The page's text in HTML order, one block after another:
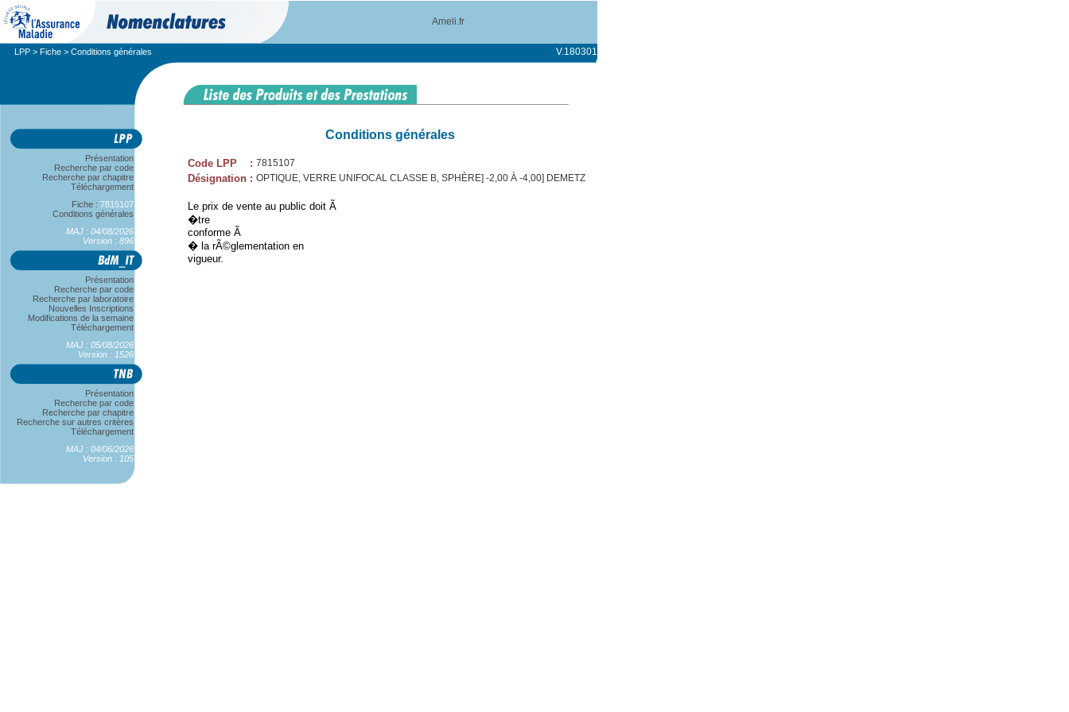
Ameli.fr
LPP > Fiche > Conditions générales V.180301
Présentation
Recherche par code
Recherche par chapitre
Téléchargement
Fiche : 7815107
Conditions générales
MAJ : 04/08/2026
Version : 896
Présentation
Recherche par code
Recherche par laboratoire
Nouvelles Inscriptions
Modifications de la semaine
Téléchargement
MAJ : 05/08/2026
Version : 1526
Présentation
Recherche par code
Recherche par chapitre
Recherche sur autres critères
Téléchargement
MAJ : 04/06/2026
Version : 105
Conditions générales
Code LPP : 7815107
Désignation : OPTIQUE, VERRE UNIFOCAL CLASSE B, SPHÈRE] -2,00 À -4,00] DEMETZ
Le prix de vente au public doit Ã
�tre
conforme Ã
� la rÃ©glementation en
vigueur.